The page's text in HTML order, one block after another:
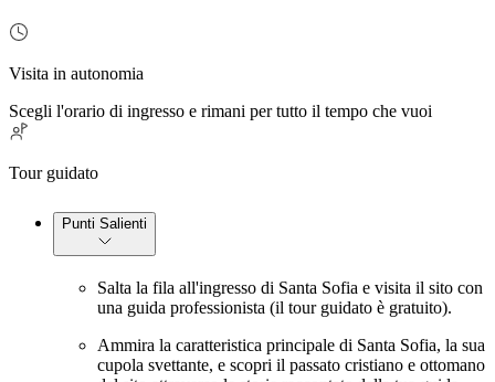
Visita in autonomia
Scegli l'orario di ingresso e rimani per tutto il tempo che vuoi
Tour guidato
Punti Salienti
Salta la fila all'ingresso di Santa Sofia e visita il sito con
una guida professionista (il tour guidato è gratuito).
Ammira la caratteristica principale di Santa Sofia, la sua
cupola svettante, e scopri il passato cristiano e ottomano